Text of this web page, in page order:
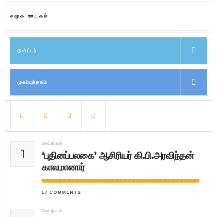
சமூக ஊடகம்
டுவிட்டர்
முகப்புத்தகம்
1
செய்திகள்
‘புதினப்பலகை’ ஆசிரியர் கி.பி.அரவிந்தன்
காலமானார்
17 COMMENTS
செய்திகள்